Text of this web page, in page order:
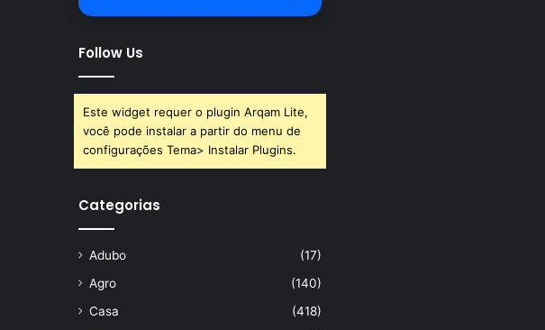
Follow Us
Este widget requer o plugin Arqam Lite,
você pode instalar a partir do menu de
configurações Tema> Instalar Plugins.
Categorias
Adubo
(17)
Agro
(140)
Casa
(418)